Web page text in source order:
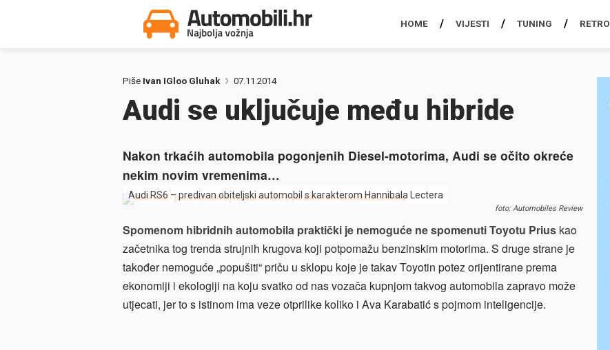
HOME VIJESTI TUNING RETRO
Piše Ivan IGloo Gluhak 07.11.2014
Audi se uključuje među hibride
Nakon trkaćih automobila pogonjenih Diesel-motorima, Audi se očito okreće
nekim novim vremenima…
Audi RS6 – predivan obiteljski automobil s karakterom Hannibala Lectera
foto: Automobiles Review
Spomenom hibridnih automobila praktički je nemoguće ne spomenuti Toyotu Prius kao
začetnika tog trenda strujnih krugova koji potpomažu benzinskim motorima. S druge strane je
također nemoguće „popušiti“ priču u sklopu koje je takav Toyotin potez orijentirane prema
ekonomiji i ekologiji na koju svatko od nas vozača kupnjom takvog automobila zapravo može
utjecati, jer to s istinom ima veze otprilike koliko i Ava Karabatić s pojmom inteligencije.